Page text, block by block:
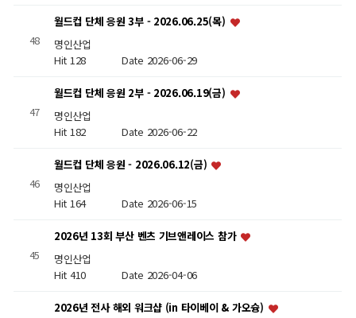
48
월드컵 단체 응원 3부 - 2026.06.25(목)
명인산업
Hit 128 Date 2026-06-29
47
월드컵 단체 응원 2부 - 2026.06.19(금)
명인산업
Hit 182 Date 2026-06-22
46
월드컵 단체 응원 - 2026.06.12(금)
명인산업
Hit 164 Date 2026-06-15
45
2026년 13회 부산 벤츠 기브앤레이스 참가
명인산업
Hit 410 Date 2026-04-06
2026년 전사 해외 워크샵 (in 타이베이 & 가오슝)